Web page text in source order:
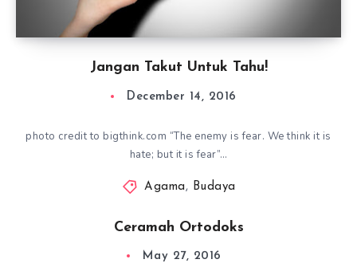
Jangan Takut Untuk Tahu!
December 14, 2016
photo credit to bigthink.com “The enemy is fear. We think it is
hate; but it is fear”…
Agama, Budaya
Ceramah Ortodoks
May 27, 2016